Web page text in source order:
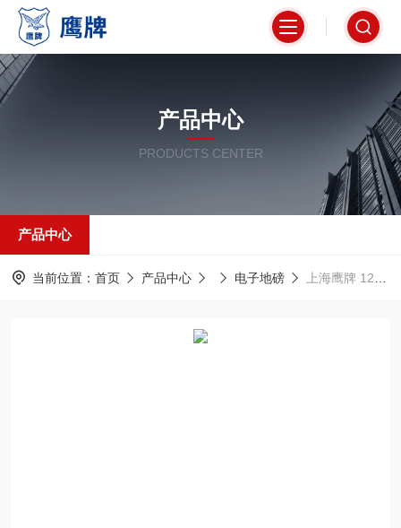
产品中心
PRODUCTS CENTER
产品中心
当前位置： 首页 产品中心 电子地磅 上海鹰牌 120吨电子汽车衡